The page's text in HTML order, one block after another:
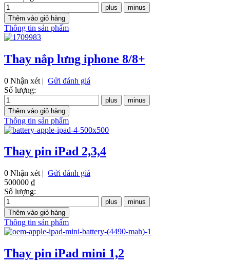
Thông tin sản phẩm
Thay nắp lưng iphone 8/8+
0 Nhận xét | Gửi đánh giá
Số lượng:
Thông tin sản phẩm
Thay pin iPad 2,3,4
0 Nhận xét | Gửi đánh giá
500000 ₫
Số lượng:
Thông tin sản phẩm
Thay pin iPad mini 1,2